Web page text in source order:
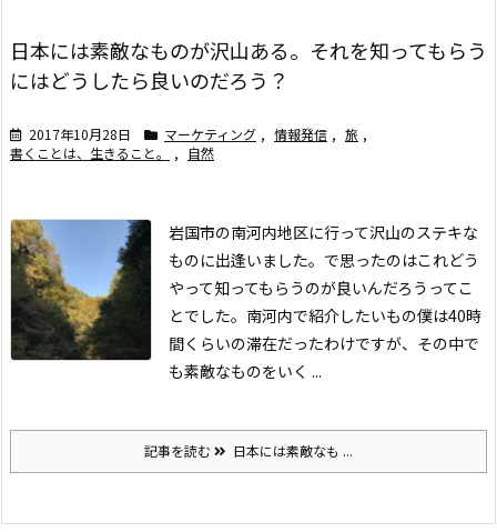
日本には素敵なものが沢山ある。それを知ってもらう
にはどうしたら良いのだろう？
2017年10月28日 マーケティング , 情報発信 , 旅 ,
書くことは、生きること。
, 自然
岩国市の南河内地区に行って沢山のステキな
ものに出逢いました。で思ったのはこれどう
やって知ってもらうのが良いんだろうってこ
とでした。 南河内で紹介したいもの僕は40時
間くらいの滞在だったわけですが、その中で
も素敵なものをいく ...
記事を読む 日本には素敵なも ...